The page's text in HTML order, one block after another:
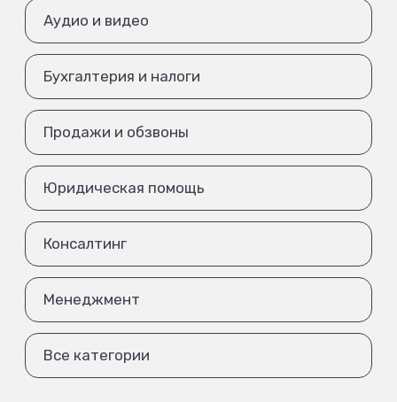
Аудио и видео
Бухгалтерия и налоги
Продажи и обзвоны
Юридическая помощь
Консалтинг
Менеджмент
Все категории